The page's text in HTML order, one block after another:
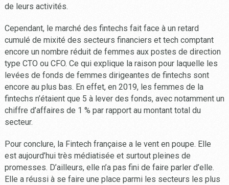
de leurs activités.
Cependant, le marché des fintechs fait face à un retard
cumulé de mixité des secteurs financiers et tech comptant
encore un nombre réduit de femmes aux postes de direction
type CTO ou CFO. Ce qui explique la raison pour laquelle les
levées de fonds de femmes dirigeantes de fintechs sont
encore au plus bas. En effet, en 2019, les femmes de la
fintechs n’étaient que 5 à lever des fonds, avec notamment un
chiffre d’affaires de 1 % par rapport au montant total du
secteur.
Pour conclure, la Fintech française a le vent en poupe. Elle
est aujourd’hui très médiatisée et surtout pleines de
promesses. D’ailleurs, elle n’a pas fini de faire parler d’elle.
Elle a réussi à se faire une place parmi les secteurs les plus